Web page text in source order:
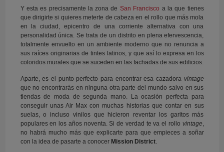
Y esta es precisamente la zona de San Francisco a la que tienes
que dirigirte si quieres meterte de cabeza en el rollo que más mola
en la ciudad, epicentro de una corriente alternativa con una
personalidad única. Se trata de un distrito en plena efervescencia,
totalmente envuelto en un ambiente moderno que no renuncia a
sus raíces originarias de tintes latinos, y que así lo expresa en los
coloridos murales que se suceden en las fachadas de sus edificios.
Aparte, es el punto perfecto para encontrar esa cazadora vintage
que no encontrarás en ninguna otra parte del mundo salvo en sus
tiendas de moda de segunda mano. La ocasión perfecta para
conseguir unas Air Max con muchas historias que contar en sus
suelas, o incluso vinilos que hicieron reventar los garitos más
populares en los años noventa. Si de verdad te va el rollo vintage
no habrá mucho más que explicarte para que empieces a soñar
con la idea de pasarte a conocer Mission District.